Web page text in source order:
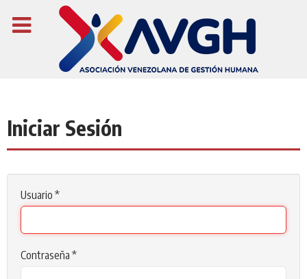
Iniciar Sesión
Usuario *
Contraseña *